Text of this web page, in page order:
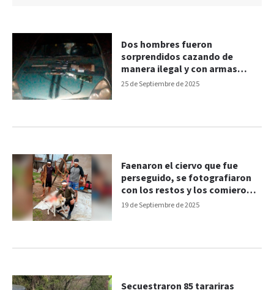
25 de Septiembre de 2025
Dos hombres fueron
sorprendidos cazando de
manera ilegal y con armas
largas
19 de Septiembre de 2025
Faenaron el ciervo que fue
perseguido, se fotografiaron
con los restos y los comieron
en un asado
Secuestraron 85 tarariras